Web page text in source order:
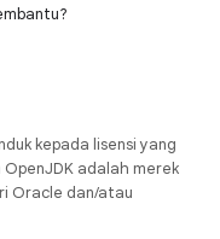
kepada lisensi yang
OpenJDK adalah merek
Oracle dan/atau